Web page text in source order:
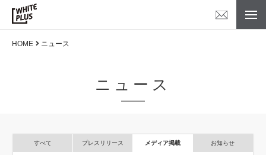
HOME ニュース
ニュース
すべて プレスリリース メディア掲載 お知らせ